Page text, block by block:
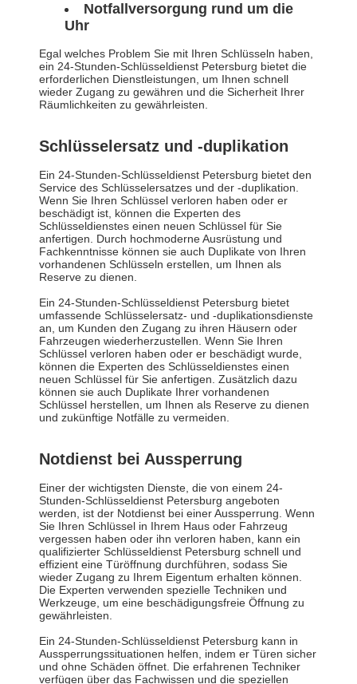
Notfallversorgung rund um die
Uhr
Egal welches Problem Sie mit Ihren Schlüsseln haben,
ein 24-Stunden-Schlüsseldienst Petersburg bietet die
erforderlichen Dienstleistungen, um Ihnen schnell
wieder Zugang zu gewähren und die Sicherheit Ihrer
Räumlichkeiten zu gewährleisten.
Schlüsselersatz und -duplikation
Ein 24-Stunden-Schlüsseldienst Petersburg bietet den
Service des Schlüsselersatzes und der -duplikation.
Wenn Sie Ihren Schlüssel verloren haben oder er
beschädigt ist, können die Experten des
Schlüsseldienstes einen neuen Schlüssel für Sie
anfertigen. Durch hochmoderne Ausrüstung und
Fachkenntnisse können sie auch Duplikate von Ihren
vorhandenen Schlüsseln erstellen, um Ihnen als
Reserve zu dienen.
Ein 24-Stunden-Schlüsseldienst Petersburg bietet
umfassende Schlüsselersatz- und -duplikationsdienste
an, um Kunden den Zugang zu ihren Häusern oder
Fahrzeugen wiederherzustellen. Wenn Sie Ihren
Schlüssel verloren haben oder er beschädigt wurde,
können die Experten des Schlüsseldienstes einen
neuen Schlüssel für Sie anfertigen. Zusätzlich dazu
können sie auch Duplikate Ihrer vorhandenen
Schlüssel herstellen, um Ihnen als Reserve zu dienen
und zukünftige Notfälle zu vermeiden.
Notdienst bei Aussperrung
Einer der wichtigsten Dienste, die von einem 24-
Stunden-Schlüsseldienst Petersburg angeboten
werden, ist der Notdienst bei einer Aussperrung. Wenn
Sie Ihren Schlüssel in Ihrem Haus oder Fahrzeug
vergessen haben oder ihn verloren haben, kann ein
qualifizierter Schlüsseldienst Petersburg schnell und
effizient eine Türöffnung durchführen, sodass Sie
wieder Zugang zu Ihrem Eigentum erhalten können.
Die Experten verwenden spezielle Techniken und
Werkzeuge, um eine beschädigungsfreie Öffnung zu
gewährleisten.
Ein 24-Stunden-Schlüsseldienst Petersburg kann in
Aussperrungssituationen helfen, indem er Türen sicher
und ohne Schäden öffnet. Die erfahrenen Techniker
verfügen über das Fachwissen und die speziellen